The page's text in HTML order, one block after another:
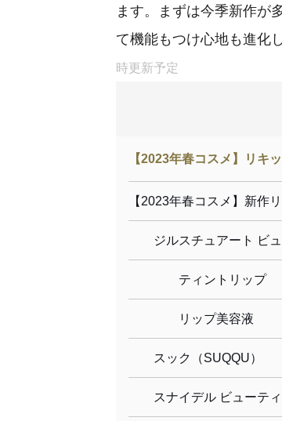
ます。まずは今季新作が
て機能もつけ心地も進化
時更新予定
【2023年春コスメ】リキ
【2023年春コスメ】新作
ジルスチュアート ビ
ティントリップ
リップ美容液
スック（SUQQU）
スナイデル ビューテ